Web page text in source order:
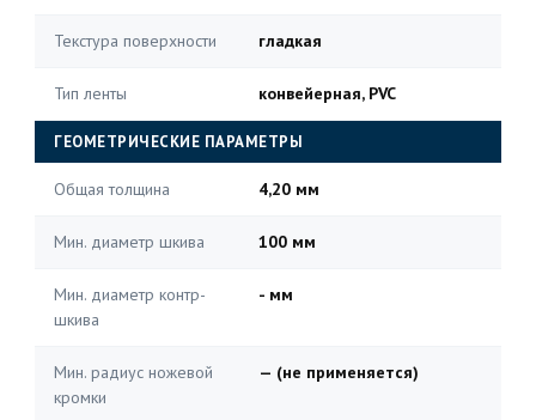
Текстура поверхности гладкая
Тип ленты конвейерная, PVC
ГЕОМЕТРИЧЕСКИЕ ПАРАМЕТРЫ
Общая толщина 4,20 мм
Мин. диаметр шкива 100 мм
Мин. диаметр контр-
шкива
- мм
Мин. радиус ножевой
кромки
— (не применяется)